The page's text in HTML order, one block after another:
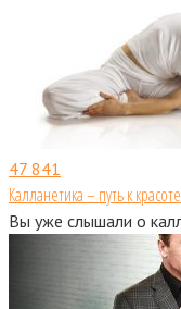
47 841
Калланетика – путь к
Вы уже слышали о